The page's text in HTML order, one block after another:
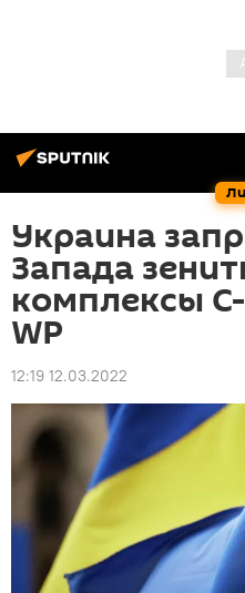
Украина
Запада
комплексы
WP
12:19 12.03.2022